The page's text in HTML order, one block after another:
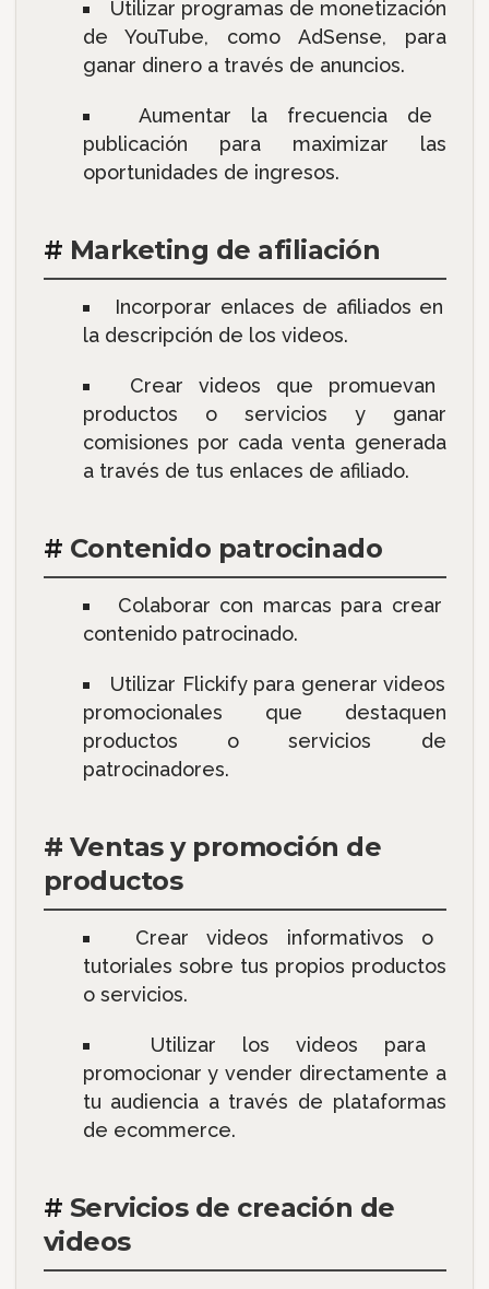
Utilizar programas de monetización
de YouTube, como AdSense, para
ganar dinero a través de anuncios.
Aumentar la frecuencia de
publicación para maximizar las
oportunidades de ingresos.
# Marketing de afiliación
Incorporar enlaces de afiliados en
la descripción de los videos.
Crear videos que promuevan
productos o servicios y ganar
comisiones por cada venta generada
a través de tus enlaces de afiliado.
# Contenido patrocinado
Colaborar con marcas para crear
contenido patrocinado.
Utilizar Flickify para generar videos
promocionales que destaquen
productos o servicios de
patrocinadores.
# Ventas y promoción de
productos
Crear videos informativos o
tutoriales sobre tus propios productos
o servicios.
Utilizar los videos para
promocionar y vender directamente a
tu audiencia a través de plataformas
de ecommerce.
# Servicios de creación de
videos